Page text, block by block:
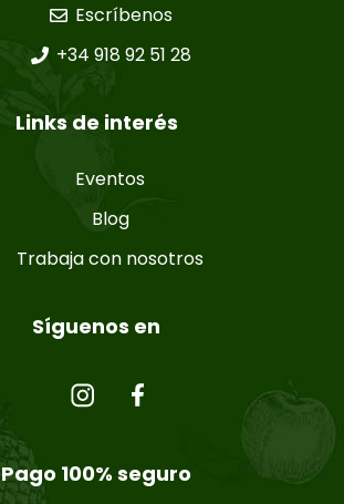
Escríbenos
+34 918 92 51 28
Links de interés
Eventos
Blog
Trabaja con nosotros
Síguenos en
Pago 100% seguro